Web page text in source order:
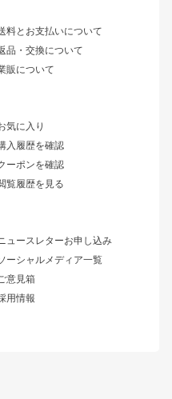
料とお支払いについて
品・交換について
販について
気に入り
入履歴を確認
ーポンを確認
覧履歴を見る
ュースレターお申し込み
ーシャルメディア一覧
ご意見箱
用情報
リスト
アラ
ルテッツァ
ンビア
ーレル
フィーロ
キャラバン
ーシングライン
タックライン
トリームライン
つど家 鉄漢